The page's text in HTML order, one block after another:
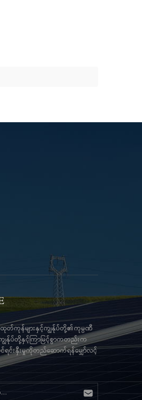
ကုန်များနှင့်ကျွန်ုပ်တို့၏ကုမ္ပဏီ
ျွန်ုပ်တို့နှင့်ကြာမြင့်စွာကတည်းက
င်ရင်းနှီးမှုကိုတည်ဆောက်ရန်မျှော်လင့်